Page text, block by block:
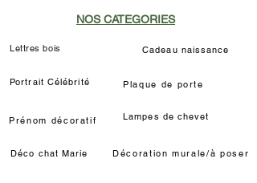
NOS CATEGORIES
Lettres bois
Portrait Célébrité
Prénom décoratif
Déco chat Marie
Cadeau naissance
Plaque de porte
Lampes de chevet
Décoration murale/à poser